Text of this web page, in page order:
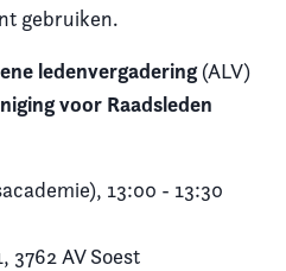
gebruiken.
ledenvergadering(ALV)
voor Raadsleden
13:00 - 13:30
3762 AV Soest